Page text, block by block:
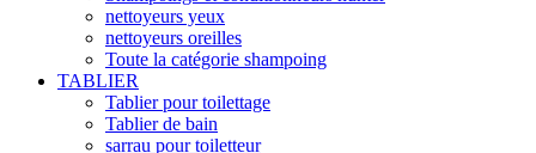
nettoyeurs yeux
nettoyeurs oreilles
Toute la catégorie shampoing
TABLIER
Tablier pour toilettage
Tablier de bain
sarrau pour toiletteur